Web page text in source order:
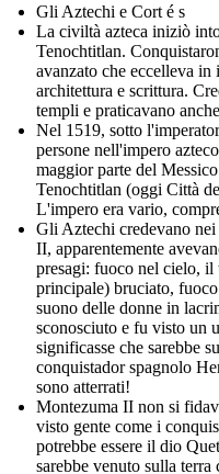
Gli Aztechi e Cort é s
La civiltà azteca iniziò
Tenochtitlan.
avanzato che eccelleva in
architettura e scrittura.
templi e praticavano
Nel 1519, sotto
persone nell'impero
maggior parte del
Tenochtitlan (oggi Città
L'impero era vario,
Gli Aztechi credevano
II, apparentemente
presagi: fuoco nel cielo,
principale) bruciato,
suono delle donne in
sconosciuto e fu visto un
significasse che sarebbe
conquistador spagnolo
sono atterrati!
Montezuma II non si
visto gente come i
potrebbe essere il dio
sarebbe venuto sulla